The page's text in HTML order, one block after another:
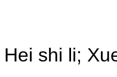
Hei shi li;